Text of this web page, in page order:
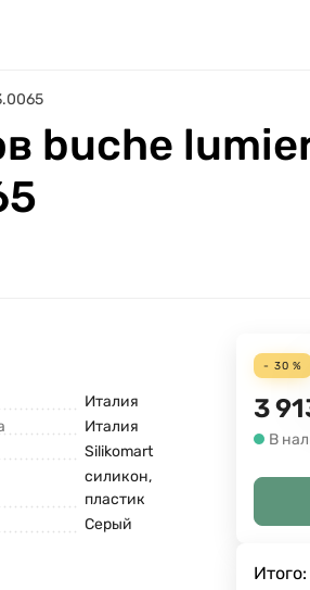
buche
Италия
Италия
Silikomart
силикон,
пластик
Серый
- 30 %
3
В
Итого: